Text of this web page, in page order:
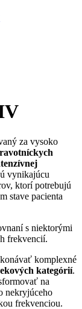
za vysoko
vynikajúcu
ktorí potrebujú
stave pacienta
s niektorými
frekvencií.
komplexné
kategórií.
na
nekryjúceho
frekvenciou.